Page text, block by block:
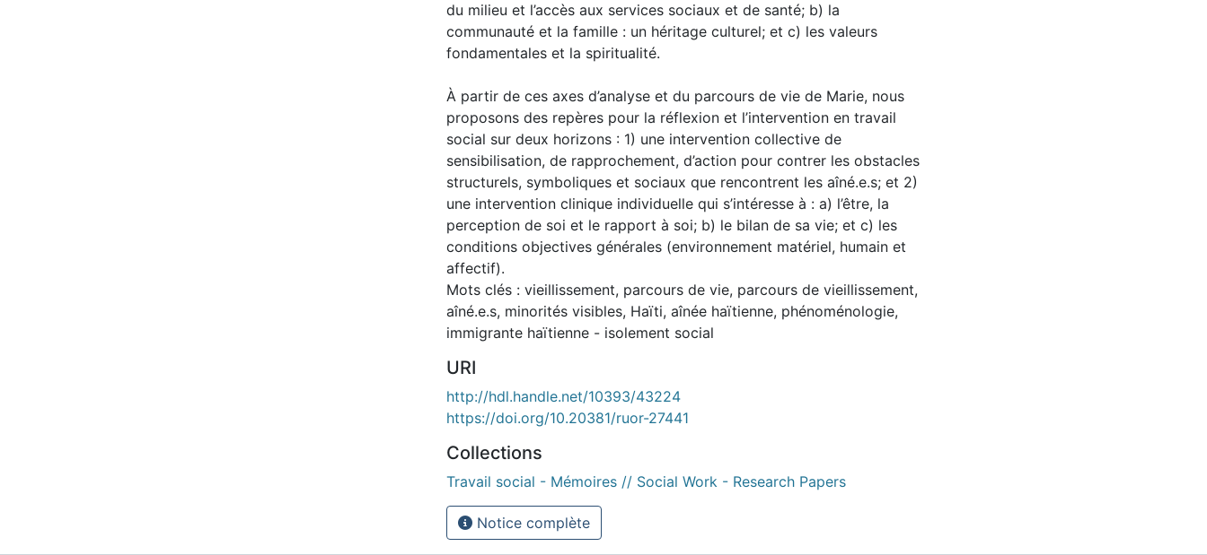
du milieu et l’accès aux services sociaux et de santé; b) la
communauté et la famille : un héritage culturel; et c) les valeurs
fondamentales et la spiritualité.
À partir de ces axes d’analyse et du parcours de vie de Marie, nous
proposons des repères pour la réflexion et l’intervention en travail
social sur deux horizons : 1) une intervention collective de
sensibilisation, de rapprochement, d’action pour contrer les obstacles
structurels, symboliques et sociaux que rencontrent les aîné.e.s; et 2)
une intervention clinique individuelle qui s’intéresse à : a) l’être, la
perception de soi et le rapport à soi; b) le bilan de sa vie; et c) les
conditions objectives générales (environnement matériel, humain et
affectif).
Mots clés : vieillissement, parcours de vie, parcours de vieillissement,
aîné.e.s, minorités visibles, Haïti, aînée haïtienne, phénoménologie,
immigrante haïtienne - isolement social
URI
http://hdl.handle.net/10393/43224
https://doi.org/10.20381/ruor-27441
Collections
Travail social - Mémoires // Social Work - Research Papers
Notice complète